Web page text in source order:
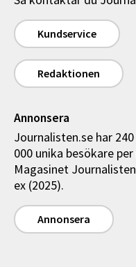
Kundservice
Redaktionen
Annonsera
Journalisten.se har
000 unika besökare
Magasinet
ex (2025).
Annonsera